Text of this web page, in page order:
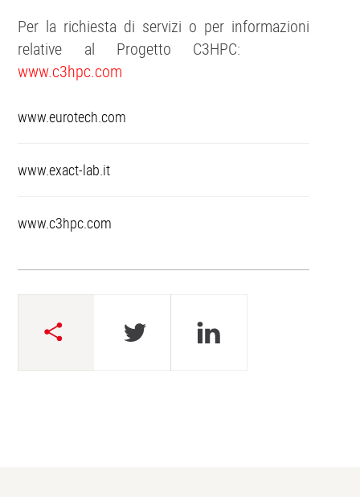
Per la richiesta di servizi o per informazioni
relative al Progetto C3HPC:
www.c3hpc.com
www.eurotech.com
www.exact-lab.it
www.c3hpc.com